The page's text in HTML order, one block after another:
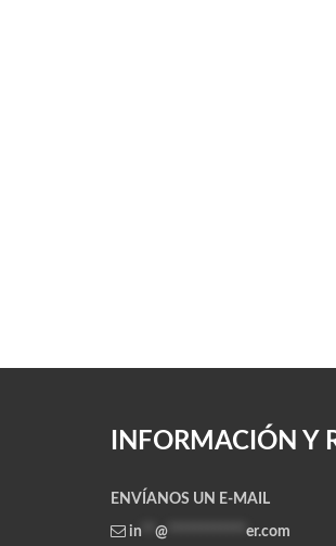
INFORMACIÓN Y
ENVÍANOS UN E-MAIL
in @ er.com